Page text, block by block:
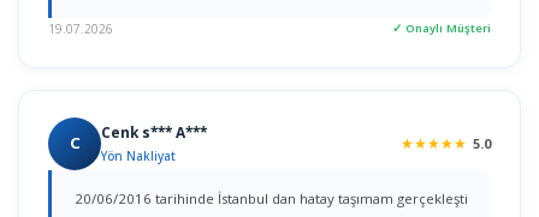
19.07.2026 ✓ Onaylı Müşteri
C Cenk s*** A***
Yön Nakliyat
★★★★★ 5.0
20/06/2016 tarihinde İstanbul dan hatay taşımam gerçekleşti